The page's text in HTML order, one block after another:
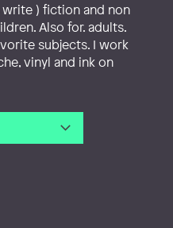
) fiction and non
Also for. adults.
subjects. I work
vinyl and ink on